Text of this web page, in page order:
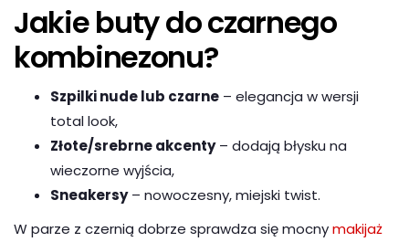
Jakie buty do czarnego
kombinezonu?
Szpilki nude lub czarne – elegancja w wersji
total look,
Złote/srebrne akcenty– dodają błysku na
wieczorne wyjścia,
Sneakersy– nowoczesny, miejski twist.
W parze z czernią dobrze sprawdza się mocnymakijaż